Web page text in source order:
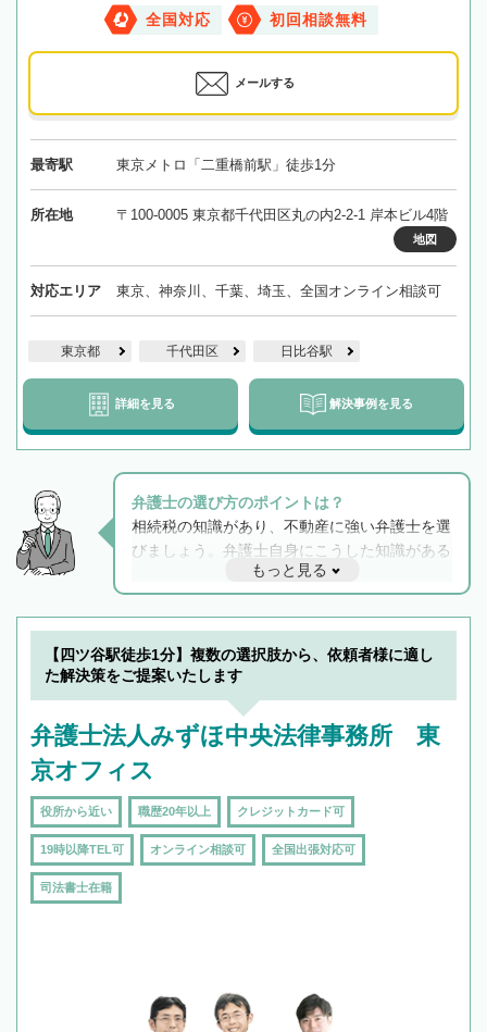
全国対応 初回相談無料
メールする
最寄駅 東京メトロ「二重橋前駅」徒歩1分
所在地 〒100-0005 東京都千代田区丸の内2-2-1 岸本ビル4階
地図
対応エリア 東京、神奈川、千葉、埼玉、全国オンライン相談可
東京都 千代田区 日比谷駅
詳細を見る 解決事例を見る
弁護士の選び方のポイントは？
相続税の知識があり、不動産に強い弁護士を選
びましょう。弁護士自身にこうした知識がある
と他士業との連携もスムーズに進み、トラブル
解決のみならず相続をトータルで任せることが
できます。また、相続は感情がからむ分野なの
でフィーリングも重要です。実際に電話や面談
で複数の弁護士と会話をしてウマが合う方に依
もっと見る
【四ツ谷駅徒歩1分】複数の選択肢から、依頼者様に適し
た解決策をご提案いたします
弁護士法人みずほ中央法律事務所 東
京オフィス
役所から近い 職歴20年以上 クレジットカード可
19時以降TEL可 オンライン相談可 全国出張対応可
司法書士在籍